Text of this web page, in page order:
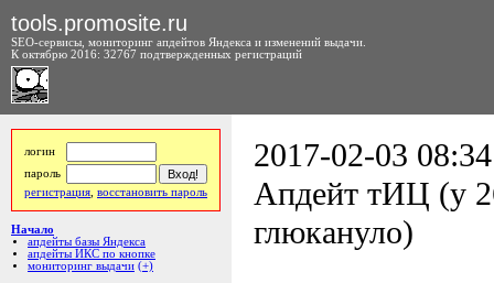
tools.promosite.ru
SEO-сервисы, мониторинг апдейтов Яндекса и изменений выдачи.
К октябрю 2016: 32767 подтвержденных регистраций
логин
пароль
регистрация восстановить пароль
Начало
апдейты базы Яндекса
апдейты ИКС по кнопке
мониторинг выдачи (+)
2017-02-03
Апдейт тИЦ (у
глюкануло)